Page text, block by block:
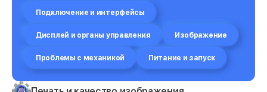
Подключение и интерфейсы
Дисплей и органы управления Изображение
Проблемы с механикой Питание и запуск